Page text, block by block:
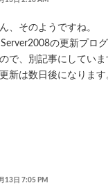
、そのようですね。
の更新プロ
で、別記事にしていま
新は数日後になります
13日 7:05 PM